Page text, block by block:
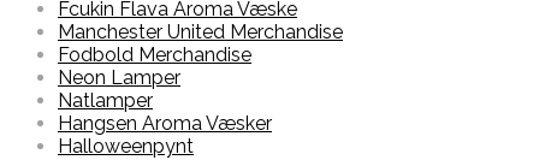
Fcukin Flava Aroma Væske
Manchester United Merchandise
Fodbold Merchandise
Neon Lamper
Natlamper
Hangsen Aroma Væsker
Halloweenpynt